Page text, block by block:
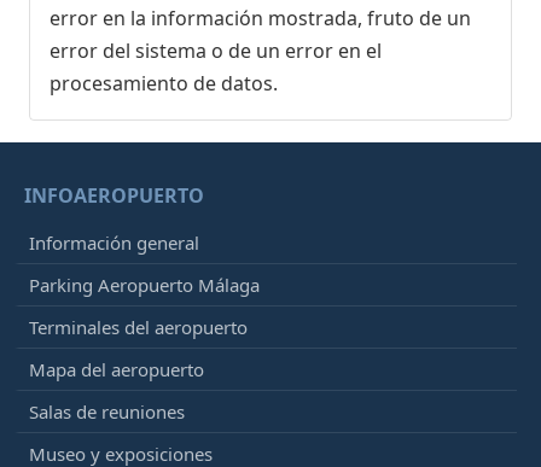
error en la información mostrada, fruto de un
error del sistema o de un error en el
procesamiento de datos.
INFOAEROPUERTO
Información general
Parking Aeropuerto Málaga
Terminales del aeropuerto
Mapa del aeropuerto
Salas de reuniones
Museo y exposiciones